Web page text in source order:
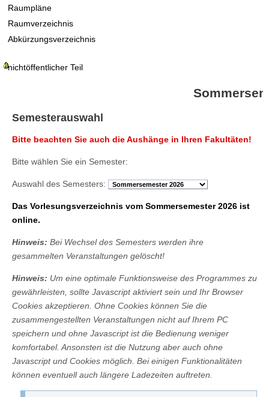
Raumpläne
Raumverzeichnis
Abkürzungsverzeichnis
nichtöffentlicher Teil
Semesterauswahl
Bitte beachten Sie auch die Aushänge in Ihren Fakultäten!
Bitte wählen Sie ein Semester:
Auswahl des Semesters:
Das Vorlesungsverzeichnis vom Sommersemester 2026 ist
online.
Hinweis: Bei Wechsel des Semesters werden ihre
gesammelten Veranstaltungen gelöscht!
Hinweis: Um eine optimale Funktionsweise des Programmes zu
gewährleisten, sollte Javascript aktiviert sein und Ihr Browser
Cookies akzeptieren. Ohne Cookies können Sie die
zusammengestellten Veranstaltungen nicht auf Ihrem PC
speichern und ohne Javascript ist die Bedienung weniger
komfortabel. Ansonsten ist die Nutzung aber auch ohne
Javascript und Cookies möglich. Bei einigen Funktionalitäten
können eventuell auch längere Ladezeiten auftreten.